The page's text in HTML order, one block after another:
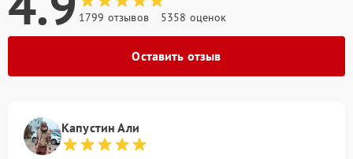
1799 отзывов 5358 оценок
Оставить отзыв
Капустин Али